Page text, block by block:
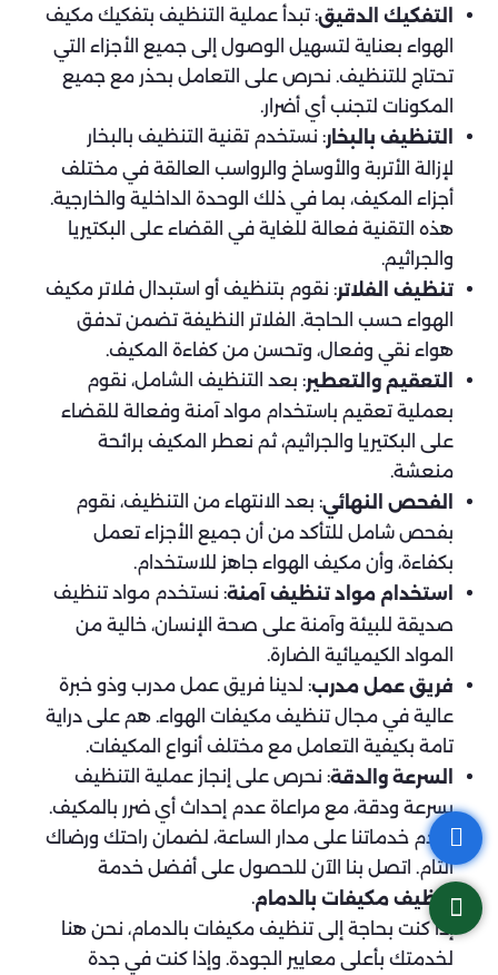
التفكيك الدقيق: تبدأ عملية التنظيف بتفكيك مكيف
الهواء بعناية لتسهيل الوصول إلى جميع الأجزاء التي
تحتاج للتنظيف. نحرص على التعامل بحذر مع جميع
المكونات لتجنب أي أضرار.
التنظيف بالبخار: نستخدم تقنية التنظيف بالبخار
لإزالة الأتربة والأوساخ والرواسب العالقة في مختلف
أجزاء المكيف، بما في ذلك الوحدة الداخلية والخارجية.
هذه التقنية فعالة للغاية في القضاء على البكتيريا
والجراثيم.
تنظيف الفلاتر: نقوم بتنظيف أو استبدال فلاتر مكيف
الهواء حسب الحاجة. الفلاتر النظيفة تضمن تدفق
هواء نقي وفعال، وتحسن من كفاءة المكيف.
التعقيم والتعطير: بعد التنظيف الشامل، نقوم
بعملية تعقيم باستخدام مواد آمنة وفعالة للقضاء
على البكتيريا والجراثيم، ثم نعطر المكيف برائحة
منعشة.
الفحص النهائي: بعد الانتهاء من التنظيف، نقوم
بفحص شامل للتأكد من أن جميع الأجزاء تعمل
بكفاءة، وأن مكيف الهواء جاهز للاستخدام.
استخدام مواد تنظيف آمنة: نستخدم مواد تنظيف
صديقة للبيئة وآمنة على صحة الإنسان، خالية من
المواد الكيميائية الضارة.
فريق عمل مدرب: لدينا فريق عمل مدرب وذو خبرة
عالية في مجال تنظيف مكيفات الهواء. هم على دراية
تامة بكيفية التعامل مع مختلف أنواع المكيفات.
السرعة والدقة: نحرص على إنجاز عملية التنظيف
بسرعة ودقة، مع مراعاة عدم إحداث أي ضرر بالمكيف.
نقدم خدماتنا على مدار الساعة، لضمان راحتك ورضاك
التام. اتصل بنا الآن للحصول على أفضل خدمة
تنظيف مكيفات بالدمام.
إذا كنت بحاجة إلى تنظيف مكيفات بالدمام، نحن هنا
لخدمتك بأعلى معايير الجودة. وإذا كنت في جدة